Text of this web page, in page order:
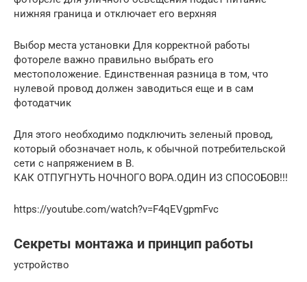
нижняя граница и отключает его верхняя
Выбор места установки Для корректной работы
фотореле важно правильно выбрать его
местоположение. Единственная разница в том, что
нулевой провод должен заводиться еще и в сам
фотодатчик
Для этого необходимо подключить зеленый провод,
который обозначает ноль, к обычной потребительской
сети с напряжением в В.
КАК ОТПУГНУТЬ НОЧНОГО ВОРА.ОДИН ИЗ СПОСОБОВ!!!
https://youtube.com/watch?v=F4qEVgpmFvc
Секреты монтажа и принцип работы
устройство